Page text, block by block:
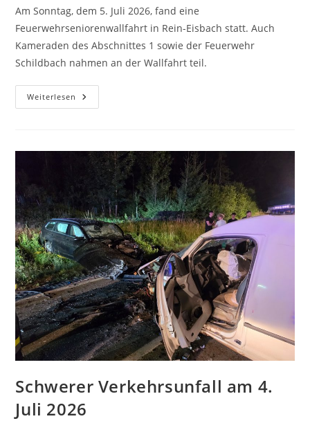
Am Sonntag, dem 5. Juli 2026, fand eine
Feuerwehrseniorenwallfahrt in Rein-Eisbach statt. Auch
Kameraden des Abschnittes 1 sowie der Feuerwehr
Schildbach nahmen an der Wallfahrt teil.
Weiterlesen
Schwerer Verkehrsunfall am 4.
Juli 2026